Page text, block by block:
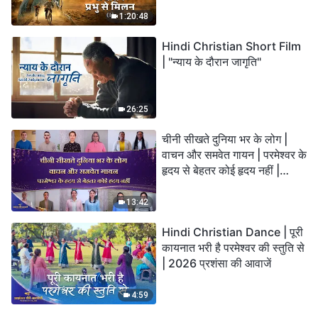
1:20:48
26:25
Hindi Christian Short Film
| "न्याय के दौरान जागृति"
13:42
चीनी सीखते दुनिया भर के लोग |
वाचन और समवेत गायन | परमेश्वर के
हृदय से बेहतर कोई हृदय नहीं |
4:59
Hindi Christian Dance | पूरी
कायनात भरी है परमेश्वर की स्तुति से
| 2026 प्रशंसा की आवाजें